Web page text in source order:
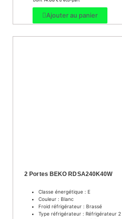
Ajouter au panier
2 Portes BEKO RDSA240K40W
Classe énergétique : E
Couleur : Blanc
Froid réfrigérateur : Brassé
Type réfrigérateur : Réfrigérateur